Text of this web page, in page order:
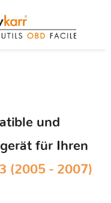
und
für Ihren
(2005 - 2007)